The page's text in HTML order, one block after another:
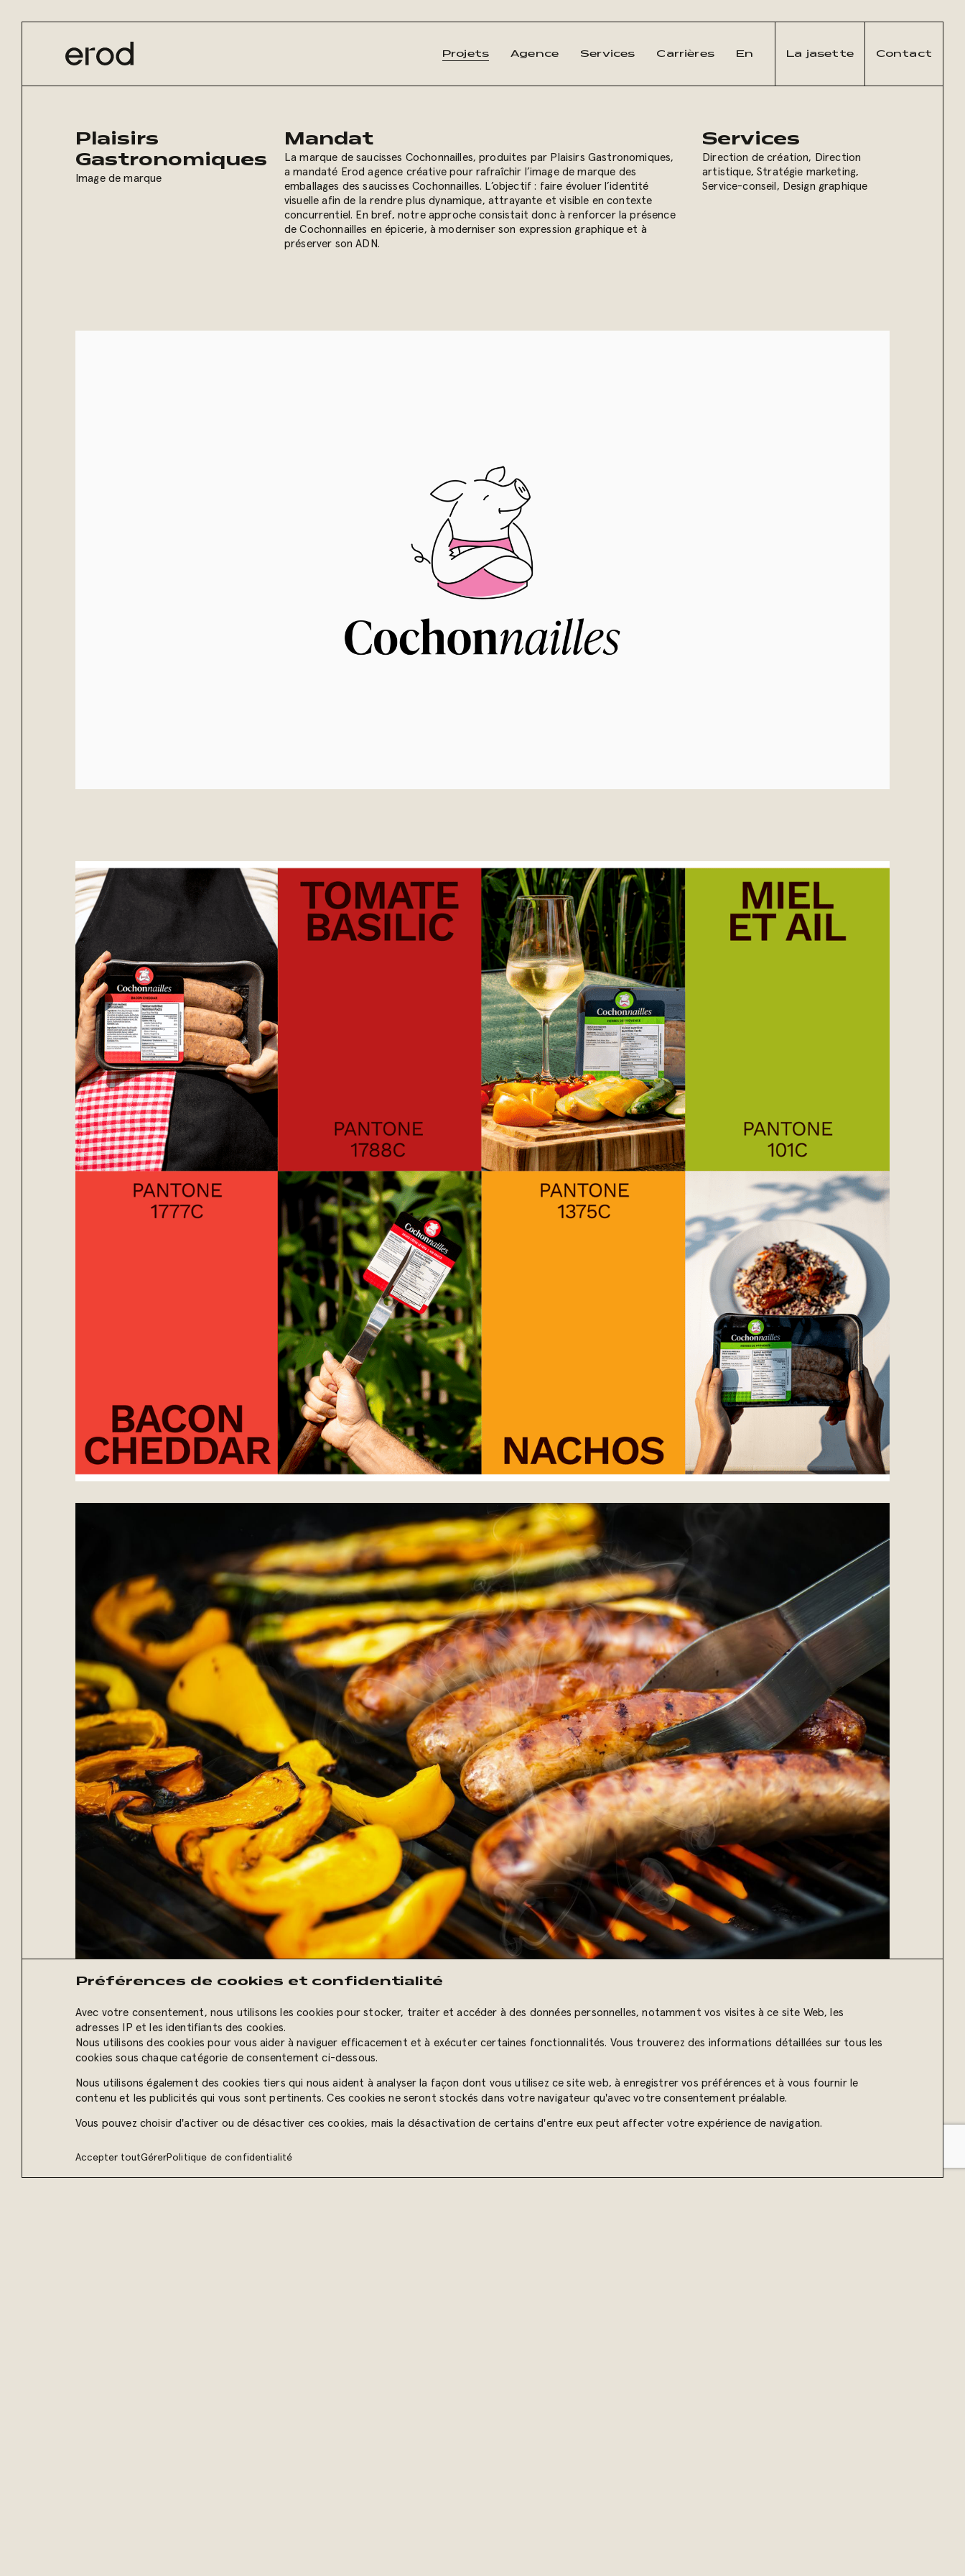
Projets Agence Services Carrières En La jasette Contact
Préférences de cookies et confidentialité
Avec votre consentement, nous utilisons les cookies pour stocker, traiter et accéder à des données personnelles, notamment vos visites à ce site Web, les
adresses IP et les identifiants des cookies.
Nous utilisons des cookies pour vous aider à naviguer efficacement et à exécuter certaines fonctionnalités. Vous trouverez des informations détaillées sur tous les
cookies sous chaque catégorie de consentement ci-dessous.
Nous utilisons également des cookies tiers qui nous aident à analyser la façon dont vous utilisez ce site web, à enregistrer vos préférences et à vous fournir le
contenu et les publicités qui vous sont pertinents. Ces cookies ne seront stockés dans votre navigateur qu'avec votre consentement préalable.
Vous pouvez choisir d'activer ou de désactiver ces cookies, mais la désactivation de certains d'entre eux peut affecter votre expérience de navigation.
Accepter toutGérerPolitique de confidentialité
Plaisirs
Gastronomiques
Image de marque
Mandat
La marque de saucisses Cochonnailles, produites par Plaisirs Gastronomiques,
a mandaté Erod agence créative pour rafraîchir l’image de marque des
emballages des saucisses Cochonnailles. L’objectif : faire évoluer l’identité
visuelle afin de la rendre plus dynamique, attrayante et visible en contexte
concurrentiel. En bref, notre approche consistait donc à renforcer la présence
de Cochonnailles en épicerie, à moderniser son expression graphique et à
préserver son ADN.
Services
Direction de création, Direction
artistique,Stratégie marketing,
Service-conseil , Design graphique